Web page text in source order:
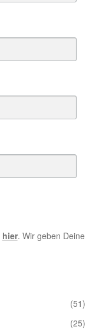
hier. Wir geben Deine
(51)
(25)